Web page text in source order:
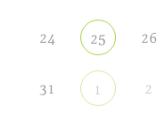
24 25 26
31 1 2